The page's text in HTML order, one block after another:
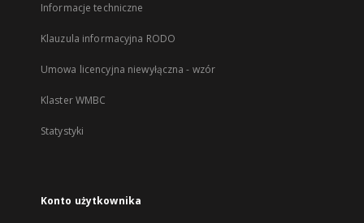
Informacje techniczne
Klauzula informacyjna RODO
Umowa licencyjna niewyłączna - wzór
Klaster WMBC
Statystyki
Konto użytkownika